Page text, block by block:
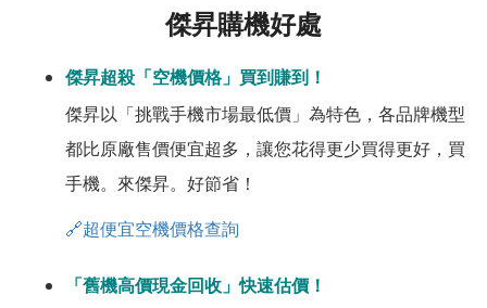
傑昇購機好處
傑昇超殺「空機價格」買到賺到！
傑昇以「挑戰手機市場最低價」為特色，各品牌機型
都比原廠售價便宜超多，讓您花得更少買得更好，買
手機。來傑昇。好節省！
🔗超便宜空機價格查詢
「舊機高價現金回收」快速估價！